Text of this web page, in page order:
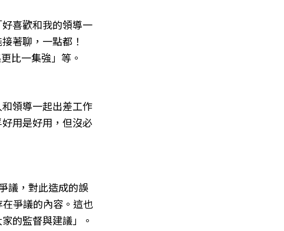
喜歡和我的領導一
著聊，一點都！
比一集強」等。
領導一起出差工作
用是好用，但沒必
議，對此造成的誤
爭議的內容。這也
的監督與建議」。